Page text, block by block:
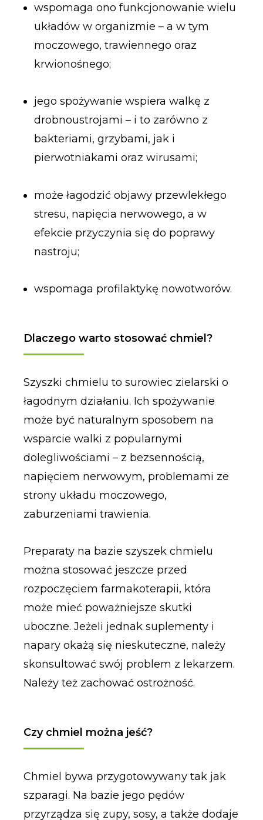
wspomaga ono funkcjonowanie wielu
układów w organizmie – a w tym
moczowego, trawiennego oraz
krwionośnego;
jego spożywanie wspiera walkę z
drobnoustrojami – i to zarówno z
bakteriami, grzybami, jak i
pierwotniakami oraz wirusami;
może łagodzić objawy przewlekłego
stresu, napięcia nerwowego, a w
efekcie przyczynia się do poprawy
nastroju;
wspomaga profilaktykę nowotworów.
Dlaczego warto stosować chmiel?
Szyszki chmielu to surowiec zielarski o
łagodnym działaniu. Ich spożywanie
może być naturalnym sposobem na
wsparcie walki z popularnymi
dolegliwościami – z bezsennością,
napięciem nerwowym, problemami ze
strony układu moczowego,
zaburzeniami trawienia.
Preparaty na bazie szyszek chmielu
można stosować jeszcze przed
rozpoczęciem farmakoterapii, która
może mieć poważniejsze skutki
uboczne. Jeżeli jednak suplementy i
napary okażą się nieskuteczne, należy
skonsultować swój problem z lekarzem.
Należy też zachować ostrożność.
Czy chmiel można jeść?
Chmiel bywa przygotowywany tak jak
szparagi. Na bazie jego pędów
przyrządza się zupy, sosy, a także dodaje